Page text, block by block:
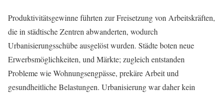
Produktivitätsgewinne führten zur Freisetzung von Arbeitskräften,
die in städtische Zentren abwanderten, wodurch
Urbanisierungsschübe ausgelöst wurden. Städte boten neue
Erwerbsmöglichkeiten, und Märkte; zugleich entstanden
Probleme wie Wohnungsengpässe, prekäre Arbeit und
gesundheitliche Belastungen. Urbanisierung war daher kein